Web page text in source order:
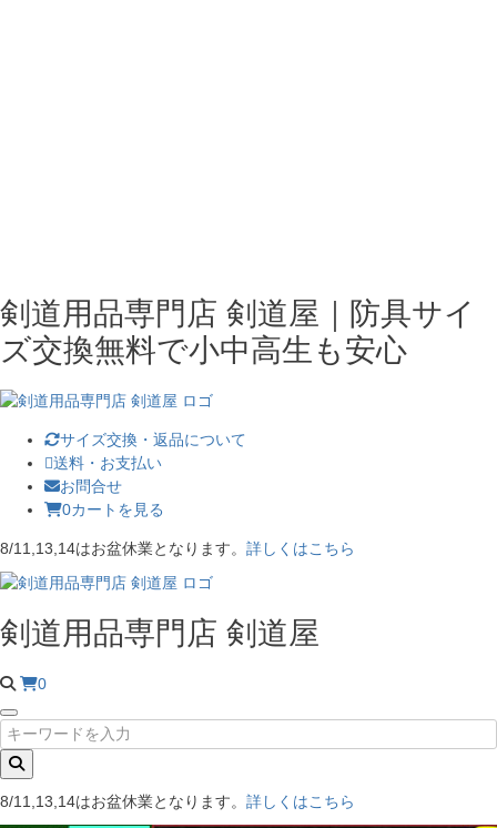
剣道用品専門店 剣道屋｜防具サイ
ズ交換無料で小中高生も安心
サイズ交換・返品について
送料・お支払い
お問合せ
0カートを見る
8/11,13,14はお盆休業となります。 詳しくはこちら
剣道用品専門店 剣道屋
0
8/11,13,14はお盆休業となります。 詳しくはこちら